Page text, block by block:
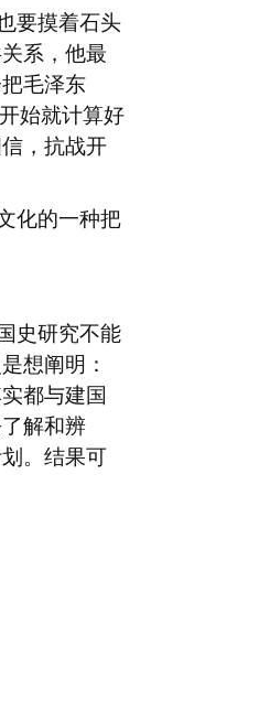
要摸着石头
系，他最
毛泽东
始就计算好
，抗战开
化的一种把
史研究不能
想阐明：
都与建国
解和辨
。结果可